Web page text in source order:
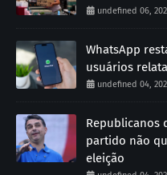
undefined 06,
WhatsApp
usuários
undefined 04,
Republicanos
partido não
eleição